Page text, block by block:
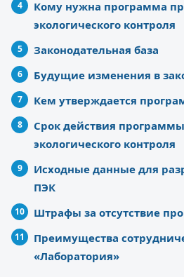
Кому нужна программа
экологического контроля
Законодательная база
Будущие изменения в
Кем утверждается
Срок действия
экологического контроля
Исходные данные для
ПЭК
Штрафы за отсутствие
Преимущества
«Лаборатория»